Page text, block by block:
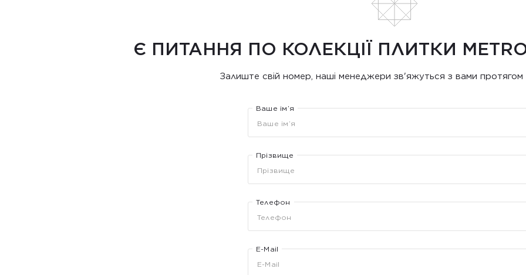
Є ПИТАННЯ ПО КОЛЕКЦІЇ ПЛИТКИ
Залиште свій номер, наші менеджери зв'яжуться з вами протягом
Ваше ім’я
Прізвище
Телефон
E-Mail